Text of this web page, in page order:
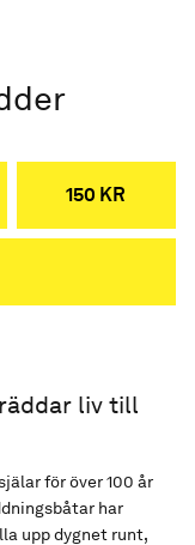
150 KR
liv till
för över 100 år
har
upp dygnet runt,